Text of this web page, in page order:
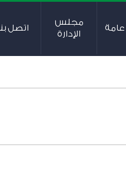
عامة
مجلس
الإدارة
اتصل